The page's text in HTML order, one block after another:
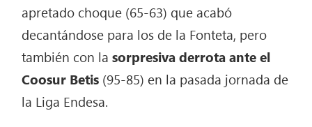
apretado choque (65-63) que acabó
decantándose para los de la Fonteta, pero
también con lasorpresiva derrota ante el
Coosur Betis (95-85) en la pasada jornada de
la Liga Endesa.